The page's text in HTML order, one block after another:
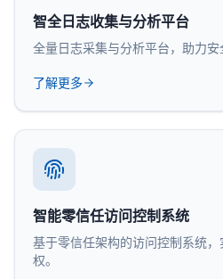
智全日志收集与分析平台
全量日志采集与分析平台，助力安
了解更多
智能零信任访问控制系统
基于零信任架构的访问控制系统
权。